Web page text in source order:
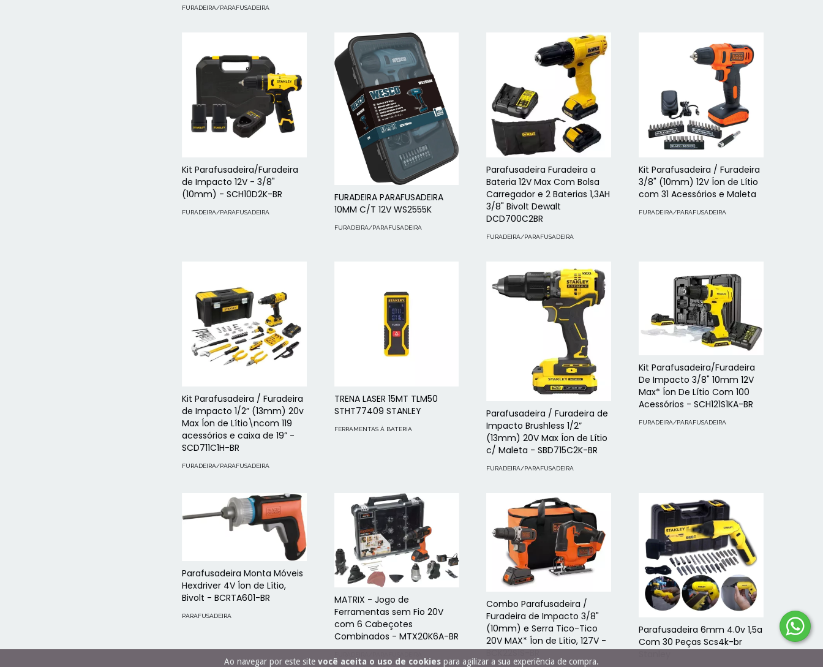
Ao navegar por este site você aceita o uso de cookies para agilizar a sua experiência de compra.
FURADEIRA/PARAFUSADEIRA
Kit Parafusadeira/Furadeira
de Impacto 12V - 3/8"
(10mm) - SCH10D2K-BR
FURADEIRA/PARAFUSADEIRA
FURADEIRA PARAFUSADEIRA
10MM C/T 12V WS2555K
FURADEIRA/PARAFUSADEIRA
Parafusadeira Furadeira a
Bateria 12V Max Com Bolsa
Carregador e 2 Baterias 1,3AH
3/8" Bivolt Dewalt
DCD700C2BR
FURADEIRA/PARAFUSADEIRA
Kit Parafusadeira / Furadeira
3/8" (10mm) 12V Íon de Lítio
com 31 Acessórios e Maleta
FURADEIRA/PARAFUSADEIRA
Kit Parafusadeira / Furadeira
de Impacto 1/2” (13mm) 20v
Max Íon de Lítio\ncom 119
acessórios e caixa de 19” -
SCD711C1H-BR
FURADEIRA/PARAFUSADEIRA
TRENA LASER 15MT TLM50
STHT77409 STANLEY
FERRAMENTAS À BATERIA
Parafusadeira / Furadeira de
Impacto Brushless 1/2”
(13mm) 20V Max Íon de Lítio
c/ Maleta - SBD715C2K-BR
FURADEIRA/PARAFUSADEIRA
Kit Parafusadeira/Furadeira
De Impacto 3/8" 10mm 12V
Max* Íon De Lítio Com 100
Acessórios - SCH121S1KA-BR
FURADEIRA/PARAFUSADEIRA
Parafusadeira Monta Móveis
Hexdriver 4V Íon de Lítio,
Bivolt - BCRTA601-BR
PARAFUSADEIRA
MATRIX - Jogo de
Ferramentas sem Fio 20V
com 6 Cabeçotes
Combinados - MTX20K6A-BR
Combo Parafusadeira /
Furadeira de Impacto 3/8"
(10mm) e Serra Tico-Tico
20V MAX* Íon de Lítio, 127V -
BCK22S1S-BR
Parafusadeira 6mm 4.0v 1,5a
Com 30 Peças Scs4k-br